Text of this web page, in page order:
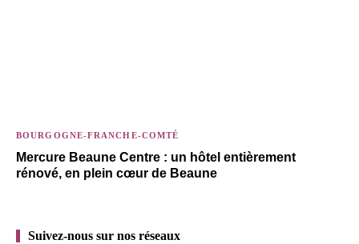
BOURGOGNE-FRANCHE-COMTÉ
Mercure Beaune Centre : un hôtel entièrement
rénové, en plein cœur de Beaune
Suivez-nous sur nos réseaux